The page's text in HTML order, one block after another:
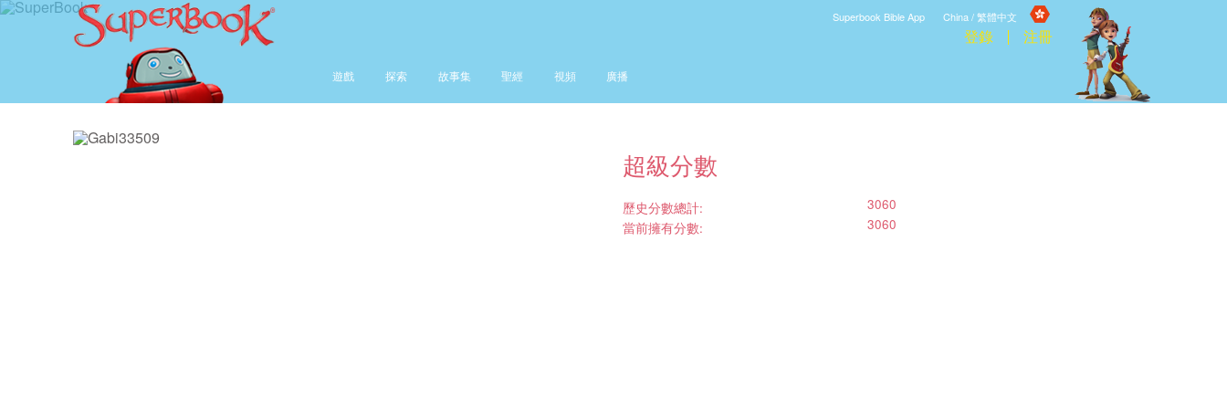
China / 繁體中文
Superbook Bible App
登錄 注冊
遊戲 探索 故事集 聖經 視頻 廣播
超級分數
歷史分數總計:
3060
當前擁有分數:
3060